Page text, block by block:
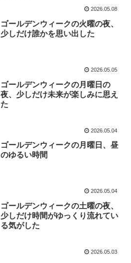
2026.05.08
ゴールデンウィークの火曜の夜、
少しだけ誰かを思い出した
2026.05.05
ゴールデンウィークの月曜日の
夜、少しだけ未来が楽しみに思え
た
2026.05.04
ゴールデンウィークの月曜日、昼
のゆるい時間
2026.05.04
ゴールデンウィークの土曜の夜、
少しだけ時間がゆっくり流れてい
る気がした
2026.05.03